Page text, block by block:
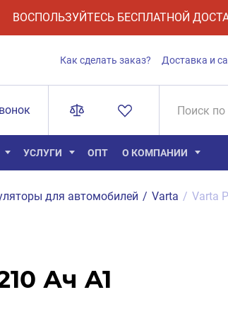
ВОСПОЛЬЗУЙТЕСЬ БЕСПЛАТНОЙ
Как сделать заказ? Доставка и
УСЛУГИ ОПТ О КОМПАНИИ
для автомобилей / Varta / Varta
Ач A1